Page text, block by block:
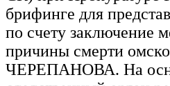
брифинге для
по счету заключение
причины смерти
ЧЕРЕПАНОВА. На